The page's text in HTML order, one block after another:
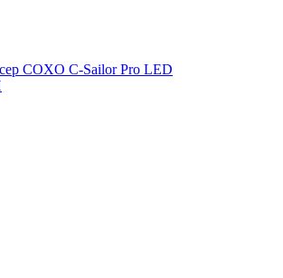
COXO C-Sailor Pro LED